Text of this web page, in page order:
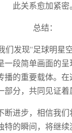
此关系愈加紧密。
总结：
们发现“足球明星
一段简单画面的
播的重要载体。
分，共同见证着
进步，相信我们
特的瞬间，将继